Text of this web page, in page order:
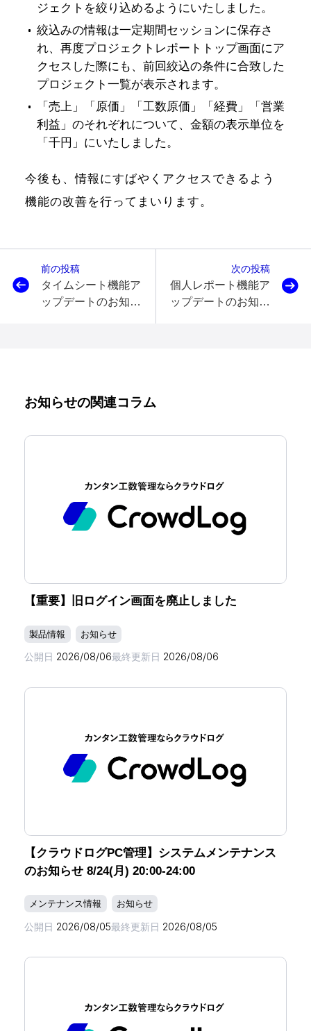
ジェクトを絞り込めるようにいたしました。
絞込みの情報は一定期間セッションに保存さ
れ、再度プロジェクトレポートトップ画面にア
クセスした際にも、前回絞込の条件に合致した
プロジェクト一覧が表示されます。
「売上」「原価」「工数原価」「経費」「営業
利益」のそれぞれについて、金額の表示単位を
「千円」にいたしました。
今後も、情報にすばやくアクセスできるよう
機能の改善を行ってまいります。
前の投稿
タイムシート機能ア
ップデートのお知ら
次の投稿
個人レポート機能ア
ップデートのお知ら
お知らせの関連コラム
【重要】旧ログイン画面を廃止しました
製品情報 お知らせ
公開日 2026/08/06最終更新日 2026/08/06
【クラウドログPC管理】システムメンテナンス
のお知らせ 8/24(月) 20:00-24:00
メンテナンス情報 お知らせ
公開日 2026/08/05最終更新日 2026/08/05